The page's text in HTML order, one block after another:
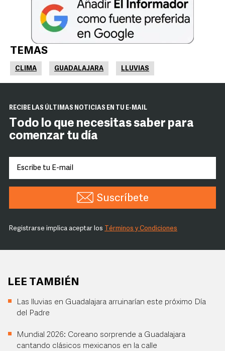
TEMAS
CLIMA GUADALAJARA LLUVIAS
RECIBE LAS ÚLTIMAS NOTICIAS EN TU E-MAIL
Todo lo que necesitas saber para
comenzar tu día
Suscríbete
Registrarse implica aceptar los Términos y Condiciones
LEE TAMBIÉN
Las lluvias en Guadalajara arruinarían este próximo Día
del Padre
Mundial 2026: Coreano sorprende a Guadalajara
cantando clásicos mexicanos en la calle